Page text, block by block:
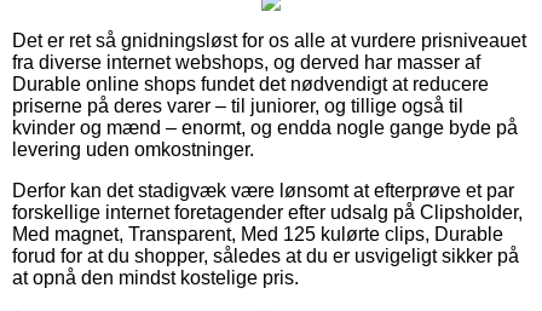
Det er ret så gnidningsløst for os alle at vurdere prisniveauet
fra diverse internet webshops, og derved har masser af
Durable online shops fundet det nødvendigt at reducere
priserne på deres varer – til juniorer, og tillige også til
kvinder og mænd – enormt, og endda nogle gange byde på
levering uden omkostninger.
Derfor kan det stadigvæk være lønsomt at efterprøve et par
forskellige internet foretagender efter udsalg på Clipsholder,
Med magnet, Transparent, Med 125 kulørte clips, Durable
forud for at du shopper, således at du er usvigeligt sikker på
at opnå den mindst kostelige pris.